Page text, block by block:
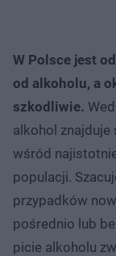
W Polsce jest
od alkoholu, a
szkodliwie.
alkohol znajduje
wśród
populacji.
przypadków
pośrednio lub
picie alkoholu